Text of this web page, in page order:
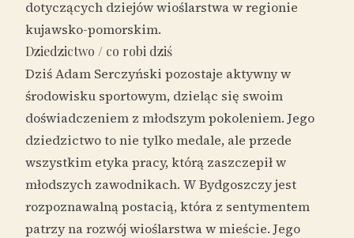
dotyczących dziejów wioślarstwa w regionie
kujawsko-pomorskim.
Dziedzictwo / co robi dziś
Dziś Adam Serczyński pozostaje aktywny w
środowisku sportowym, dzieląc się swoim
doświadczeniem z młodszym pokoleniem. Jego
dziedzictwo to nie tylko medale, ale przede
wszystkim etyka pracy, którą zaszczepił w
młodszych zawodnikach. W Bydgoszczy jest
rozpoznawalną postacią, która z sentymentem
patrzy na rozwój wioślarstwa w mieście. Jego